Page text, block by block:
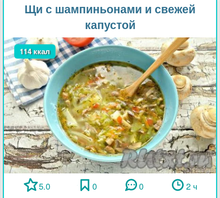
Щи с шампиньонами и свежей
капустой
114 ккал
5.0 0 0 2 ч